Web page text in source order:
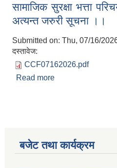
आह्वान गरिएको सूचना
सामाजिक सुरक्षा भत्ता
अत्यन्त जरुरी सूचना ।।
Submitted on: Thu, 07/16/
दस्तावेज:
CCF07162026.pdf
Read more
बजेट तथा कार्यक्रम